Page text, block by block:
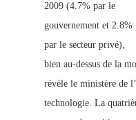
2009 (4.7% par le
gouvernement et 2.8%
par le secteur privé),
bien au-dessus de la
révèle le ministère de
technologie. La